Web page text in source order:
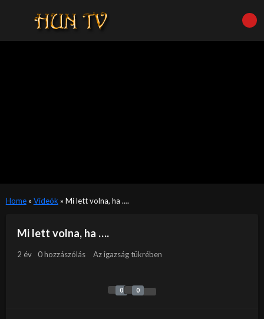
Home» Videók » Mi lett volna, ha ….
Mi lett volna, ha ….
2 év 0 hozzászólás Az igazság tükrében
0 0